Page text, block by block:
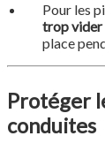
Pour les
trop vider
place
Protéger
conduites